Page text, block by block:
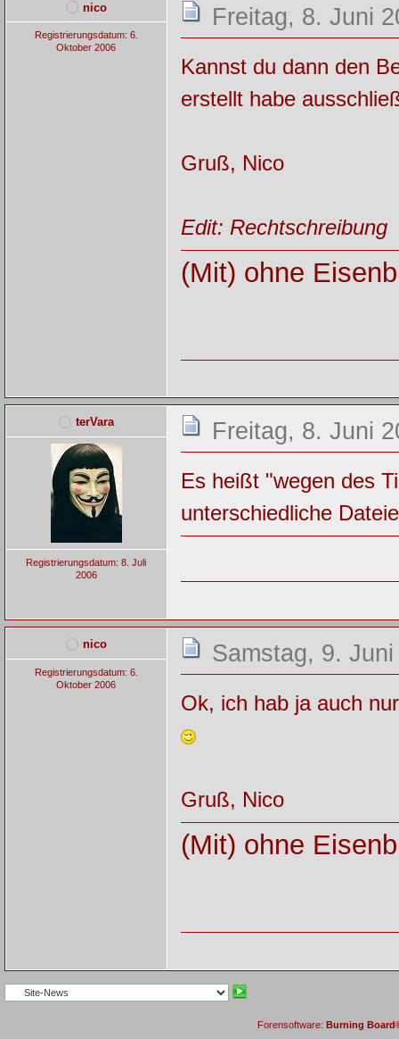
nico
Registrierungsdatum: 6.
Oktober 2006
Freitag, 8. Juni
Kannst du dann den
erstellt habe
Gruß, Nico
Edit: Rechtschreibung
(Mit) ohne
terVara
Registrierungsdatum: 8. Juli
2006
Freitag, 8. Juni
Es heißt "wegen des
unterschiedliche
nico
Registrierungsdatum: 6.
Oktober 2006
Samstag, 9.
Ok, ich hab ja auch
Gruß, Nico
(Mit) ohne
Forensoftware: Burning